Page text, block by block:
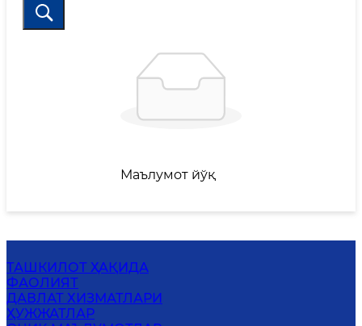
Маълумот йўқ
ТАШКИЛОТ ҲАҚИДА
ФАОЛИЯТ
ДАВЛАТ ХИЗМАТЛАРИ
ҲУЖЖАТЛАР